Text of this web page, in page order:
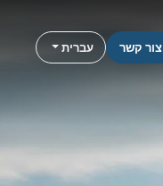
צור קשר עברית